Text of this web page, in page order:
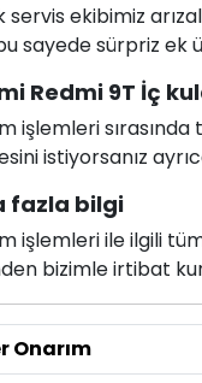
servis ekibimiz
sayede sürpriz ek
Redmi 9T İç
işlemleri
istiyorsanız
fazla bilgi
işlemleri ile ilgili
bizimle irtibat
Onarım